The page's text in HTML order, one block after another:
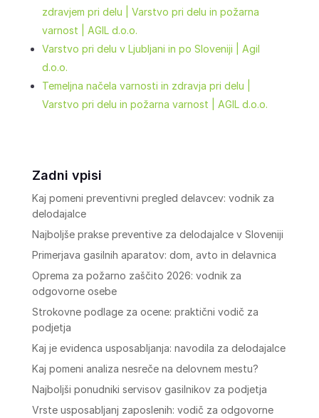
zdravjem pri delu | Varstvo pri delu in požarna
varnost | AGIL d.o.o.
Varstvo pri delu v Ljubljani in po Sloveniji | Agil
d.o.o.
Temeljna načela varnosti in zdravja pri delu |
Varstvo pri delu in požarna varnost | AGIL d.o.o.
Zadni vpisi
Kaj pomeni preventivni pregled delavcev: vodnik za
delodajalce
Najboljše prakse preventive za delodajalce v Sloveniji
Primerjava gasilnih aparatov: dom, avto in delavnica
Oprema za požarno zaščito 2026: vodnik za
odgovorne osebe
Strokovne podlage za ocene: praktični vodič za
podjetja
Kaj je evidenca usposabljanja: navodila za delodajalce
Kaj pomeni analiza nesreče na delovnem mestu?
Najboljši ponudniki servisov gasilnikov za podjetja
Vrste usposabljanj zaposlenih: vodič za odgovorne